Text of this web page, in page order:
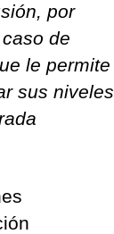
por
de
le permite
sus niveles